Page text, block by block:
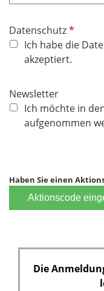
DatenschutzP
f
l
h
Ich habe die
akzeptiert.
Newsletter
Ich möchte in
aufgenommen
Haben Sie einen
Aktionscode
Die